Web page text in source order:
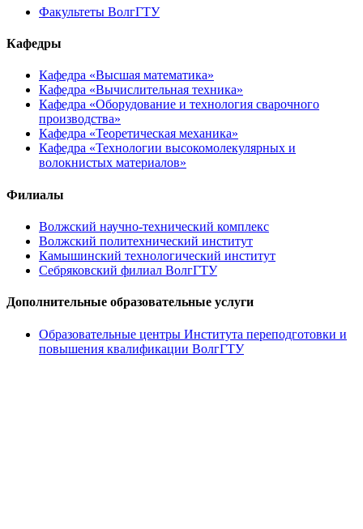
Факультеты ВолгГТУ
Кафедры
Кафедра «Высшая математика»
Кафедра «Вычислительная техника»
Кафедра «Оборудование и технология сварочного
производства»
Кафедра «Теоретическая механика»
Кафедра «Технологии высокомолекулярных и
волокнистых материалов»
Филиалы
Волжский научно-технический комплекс
Волжский политехнический институт
Камышинский технологический институт
Себряковский филиал ВолгГТУ
Дополнительные образовательные услуги
Образовательные центры Института переподготовки и
повышения квалификации ВолгГТУ